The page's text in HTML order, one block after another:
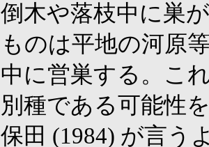
倒木や落枝中に巣
ものは平地の河原
中に営巣する。こ
別種である可能性
保田 (1984) が言う